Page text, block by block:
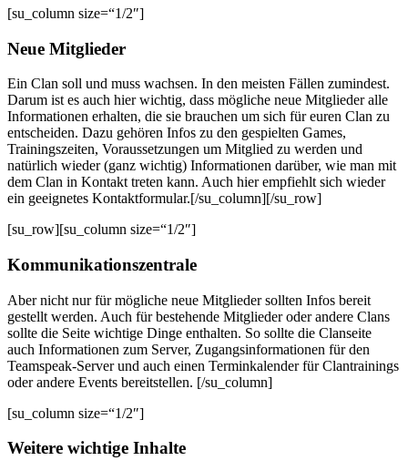
[su_column size=“1/2″]
Neue Mitglieder
Ein Clan soll und muss wachsen. In den meisten Fällen zumindest.
Darum ist es auch hier wichtig, dass mögliche neue Mitglieder alle
Informationen erhalten, die sie brauchen um sich für euren Clan zu
entscheiden. Dazu gehören Infos zu den gespielten Games,
Trainingszeiten, Voraussetzungen um Mitglied zu werden und
natürlich wieder (ganz wichtig) Informationen darüber, wie man mit
dem Clan in Kontakt treten kann. Auch hier empfiehlt sich wieder
ein geeignetes Kontaktformular.[/su_column][/su_row]
[su_row][su_column size=“1/2″]
Kommunikationszentrale
Aber nicht nur für mögliche neue Mitglieder sollten Infos bereit
gestellt werden. Auch für bestehende Mitglieder oder andere Clans
sollte die Seite wichtige Dinge enthalten. So sollte die Clanseite
auch Informationen zum Server, Zugangsinformationen für den
Teamspeak-Server und auch einen Terminkalender für Clantrainings
oder andere Events bereitstellen. [/su_column]
[su_column size=“1/2″]
Weitere wichtige Inhalte